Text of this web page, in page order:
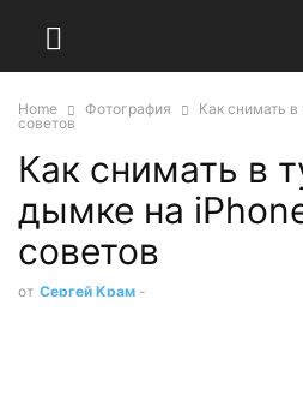
Home Фотография
Как снимать
советов
Как снимать в
дымке на
советов
от Сергей Крам -